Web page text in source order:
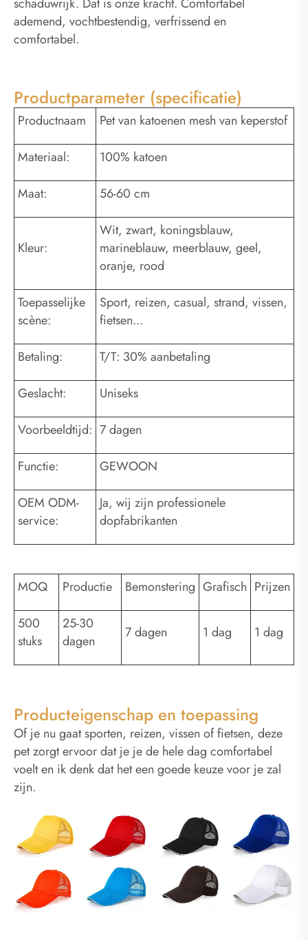
ademend, vochtbestendig, verfrissend en
comfortabel.
Productparameter (specificatie)
Productnaam Pet van katoenen mesh van keperstof
Materiaal: 100% katoen
Maat: 56-60 cm
Kleur:
Wit, zwart, koningsblauw,
marineblauw, meerblauw, geel,
oranje, rood
Toepasselijke
scène:
Sport, reizen, casual, strand, vissen,
fietsen...
Betaling: T/T: 30% aanbetaling
Geslacht: Uniseks
Voorbeeldtijd: 7 dagen
Functie: GEWOON
OEM ODM-
service:
Ja, wij zijn professionele
dopfabrikanten
MOQ Productie Bemonstering Grafisch Prijzen
500
stuks
25-30
dagen
7 dagen 1 dag 1 dag
Producteigenschap en toepassing
Of je nu gaat sporten, reizen, vissen of fietsen, deze
pet zorgt ervoor dat je je de hele dag comfortabel
voelt en ik denk dat het een goede keuze voor je zal
zijn.